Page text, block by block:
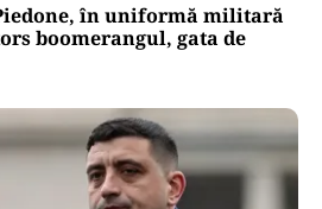
în uniformă militară
boomerangul, gata de